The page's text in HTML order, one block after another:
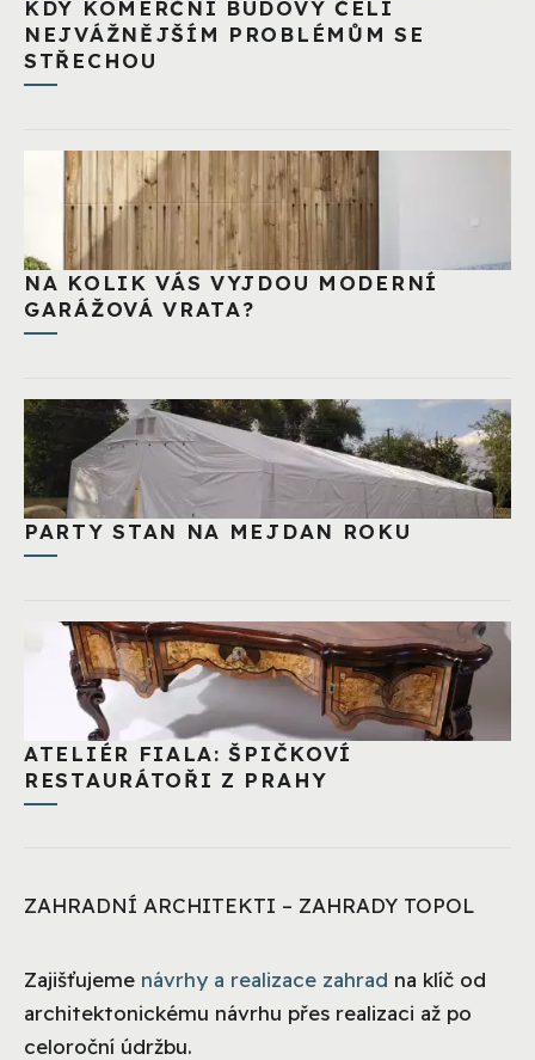
KDY KOMERČNÍ BUDOVY ČELÍ
NEJVÁŽNĚJŠÍM PROBLÉMŮM SE
STŘECHOU
NA KOLIK VÁS VYJDOU MODERNÍ
GARÁŽOVÁ VRATA?
PARTY STAN NA MEJDAN ROKU
ATELIÉR FIALA: ŠPIČKOVÍ
RESTAURÁTOŘI Z PRAHY
ZAHRADNÍ ARCHITEKTI – ZAHRADY TOPOL
Zajišťujeme návrhy a realizace zahrad na klíč od
architektonickému návrhu přes realizaci až po
celoroční údržbu.